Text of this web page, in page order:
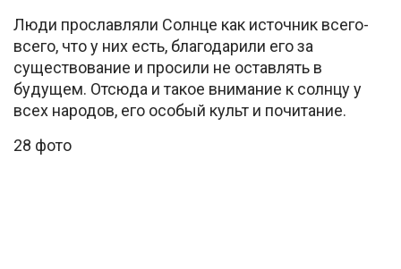
Люди прославляли Солнце как источник всего-
всего, что у них есть, благодарили его за
существование и просили не оставлять в
будущем. Отсюда и такое внимание к солнцу у
всех народов, его особый культ и почитание.
28 фото